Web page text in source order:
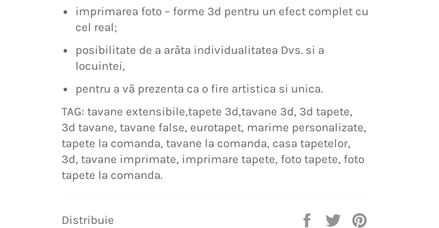
imprimarea foto – forme 3d pentru un efect complet cu
cel real;
posibilitate de a arăta individualitatea Dvs. si a
locuintei,
pentru a vă prezenta ca o fire artistica si unica.
TAG: tavane extensibile,tapete 3d,tavane 3d, 3d tapete,
3d tavane, tavane false, eurotapet, marime personalizate,
tapete la comanda, tavane la comanda, casa tapetelor,
3d, tavane imprimate, imprimare tapete, foto tapete, foto
tapete la comanda.
Distribuie
Distribuie
Trimite